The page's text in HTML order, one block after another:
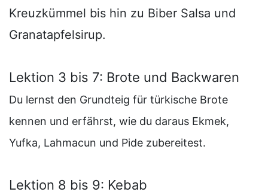
Kreuzkümmel bis hin zu Biber Salsa und
Granatapfelsirup.
Lektion 3 bis 7: Brote und Backwaren
Du lernst den Grundteig für türkische Brote
kennen und erfährst, wie du daraus Ekmek,
Yufka, Lahmacun und Pide zubereitest.
Lektion 8 bis 9: Kebab